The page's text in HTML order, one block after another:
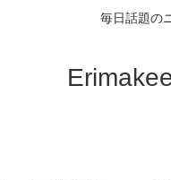
毎日話題の